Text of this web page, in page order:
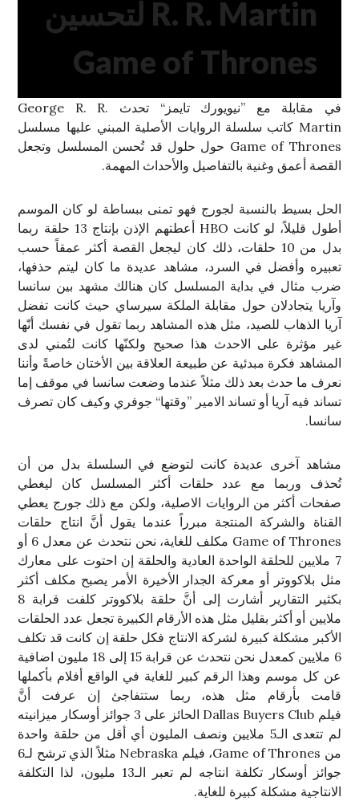
R. R. Martin لتحسين
Game of Thrones
في مقابلة مع ”نيويورك تايمز“ تحدث George R. R.
Martin كاتب سلسلة الروايات الأصلية المبني عليها مسلسل
Game of Thrones حول حلول قد تُحسن المسلسل وتجعل
القصة أعمق وغنية بالتفاصيل والأحداث المهمة.
الحل بسيط بالنسبة لجورج فهو تمنى ببساطة لو كان الموسم
أطول قليلاً، لو كانت HBO أعطتهم الإذن بإنتاج 13 حلقة ربما
بدل من 10 حلقات، ذلك كان ليجعل القصة أكثر عمقاً حسب
تعبيره وأفضل في السرد، مشاهد عديدة ما كان ليتم حذفها،
ضرب مثال في بداية المسلسل كان هنالك مشهد بين سانسا
وآريا يتجادلان حول مقابلة الملكة سيرساي حيث كانت تفضل
آريا الذهاب للصيد، مثل هذه المشاهد ربما تقول في نفسك أنّها
غير مؤثرة على الاحدث هذا صحيح ولكنّها كانت لتُمني لدى
المشاهد فكرة مبدئية عن طبيعة العلاقة بين الأختان خاصةً وأننا
نعرف ما حدث بعد ذلك مثلاً عندما وضعت سانسا في موقف إما
تساند فيه آريا أو تساند الامير ”وقتها“ جوفري وكيف كان تصرف
سانسا.
مشاهد آخرى عديدة كانت لتوضع في السلسلة بدل من أن
تُحذف وربما مع عدد حلقات أكثر المسلسل كان ليغطي
صفحات أكثر من الروايات الاصلية، ولكن مع ذلك جورج يعطي
القناة والشركة المنتجة مبرراً عندما يقول أنَّ انتاج حلقات
Game of Thrones مكلف للغاية، نحن نتحدث عن معدل 6 أو
7 ملايين للحلقة الواحدة العادية والحلقة إن احتوت على معارك
مثل بلاكووتر أو معركة الجدار الأخيرة الأمر يصبح مكلف أكثر
بكثير التقارير أشارت إلى أنَّ حلقة بلاكووتر كلفت قرابة 8
ملايين أو أكثر بقليل مثل هذه الأرقام الكبيرة تجعل عدد الحلقات
الأكبر مشكلة كبيرة لشركة الانتاج فكل حلقة إن كانت قد تكلف
6 ملايين كمعدل نحن نتحدث عن قرابة 15 إلى 18 مليون اضافية
عن كل موسم وهذا الرقم كبير للغاية في الواقع أفلام بأكملها
قامت بأرقام مثل هذه، ربما ستتفاجئ إن عرفت أنَّ
فيلم Dallas Buyers Club الحائز على 3 جوائز أوسكار ميزانيته
لم تتعدى الـ5 ملايين ونصف المليون أي أقل من حلقة واحدة
من Game of Thrones، فيلم Nebraska مثلاً الذي ترشح لـ6
جوائز أوسكار تكلفة انتاجه لم تعبر الـ13 مليون، لذا التكلفة
الانتاجية مشكلة كبيرة للغاية.